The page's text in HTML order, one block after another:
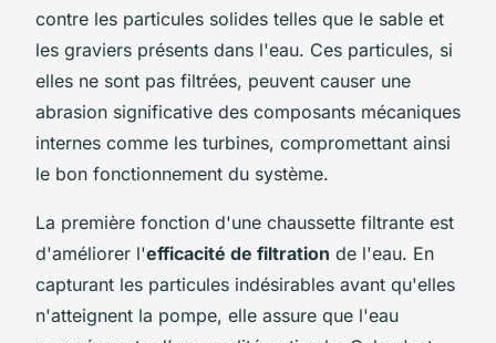
contre les particules solides telles que le sable et
les graviers présents dans l'eau. Ces particules, si
elles ne sont pas filtrées, peuvent causer une
abrasion significative des composants mécaniques
internes comme les turbines, compromettant ainsi
le bon fonctionnement du système.
La première fonction d'une chaussette filtrante est
d'améliorer l'efficacité de filtration de l'eau. En
capturant les particules indésirables avant qu'elles
n'atteignent la pompe, elle assure que l'eau